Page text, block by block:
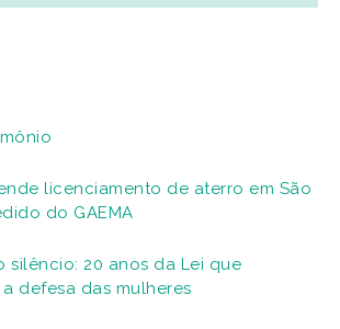
licenciamento de aterro em São
do GAEMA
silêncio: 20 anos da Lei que
defesa das mulheres